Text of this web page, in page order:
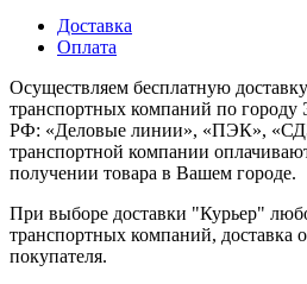
Доставка
Оплата
Осуществляем бесплатную
транспортных компаний по городу
РФ: «Деловые линии», «ПЭК»,
транспортной компании
получении товара в Вашем городе.
При выборе доставки "Курьер"
транспортных компаний, доставка
покупателя.